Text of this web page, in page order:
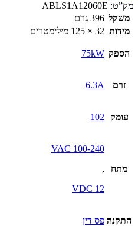
מק”ט: ABLS1A12060E
משקל 396 גרם
מידות 32 × 125 מילימטרים
הספק 75kW
זרם 6.3A
עומק 102
מתח
100-240 VAC
,
12 VDC
התקנה פס דין